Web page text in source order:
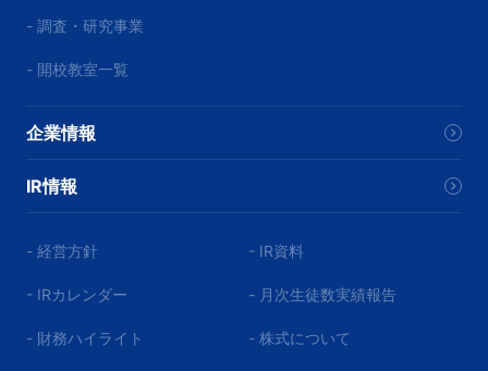
- 調査・研究事業
- 開校教室一覧
企業情報
IR情報
- 経営方針 - IR資料
- IRカレンダー - 月次生徒数実績報告
- 財務ハイライト - 株式について